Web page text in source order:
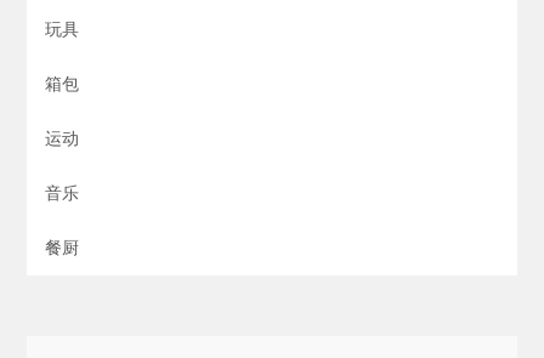
玩具
箱包
运动
音乐
餐厨